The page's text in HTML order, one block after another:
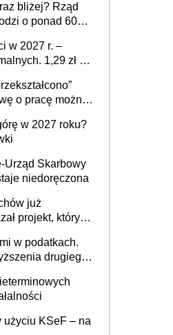
bliżej? Rząd
o ponad 60
w 2027 r. –
1,29 zł za
z
gospodarczej
o pracę można
w 2027 roku?
Urząd Skarbowy
niedoręczona
już
projekt, który
w podatkach.
drugiego
użyciu KSeF – na